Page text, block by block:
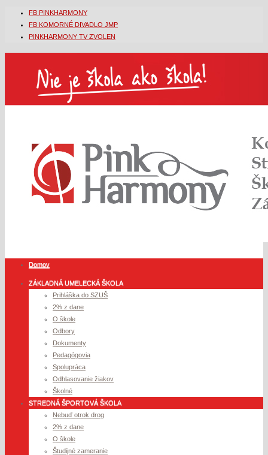
FB PINKHARMONY
FB KOMORNÉ DIVADLO JMP
PINKHARMONY TV ZVOLEN
Domov
ZÁKLADNÁ UMELECKÁ ŠKOLA
Prihláška do SZUŠ
2% z dane
O škole
Odbory
Dokumenty
Pedagógovia
Spolupráca
Odhlasovanie žiakov
Školné
STREDNÁ ŠPORTOVÁ ŠKOLA
Nebuď otrok drog
2% z dane
O škole
Študijné zameranie